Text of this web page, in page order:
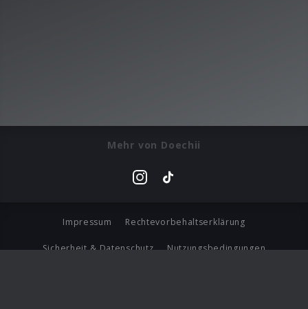
Mehr von Doechii
Impressum Rechtevorbehaltserklärung
Sicherheit & Datenschutz Nutzungsbedingungen